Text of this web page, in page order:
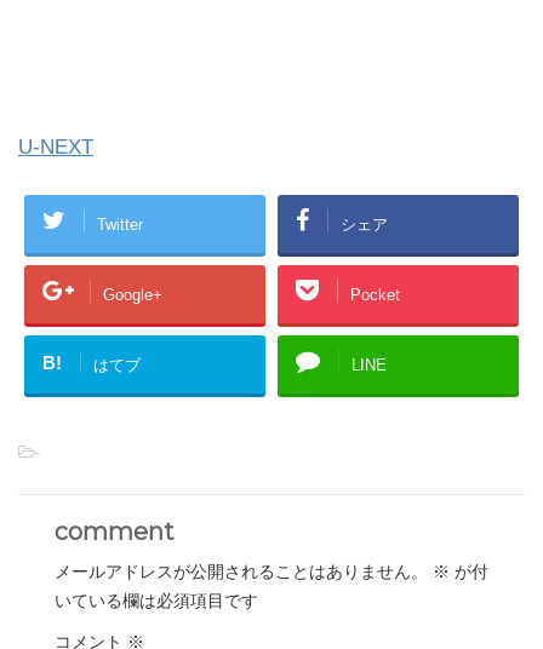
U-NEXT
Twitter シェア
Google+ Pocket
B! はてブ LINE
-
comment
メールアドレスが公開されることはありません。 ※ が付
いている欄は必須項目です
コメント ※